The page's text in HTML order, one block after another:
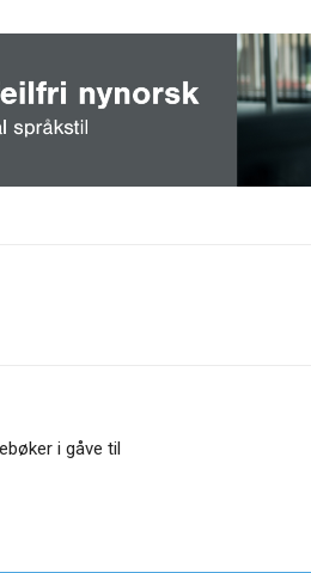
i gåve til